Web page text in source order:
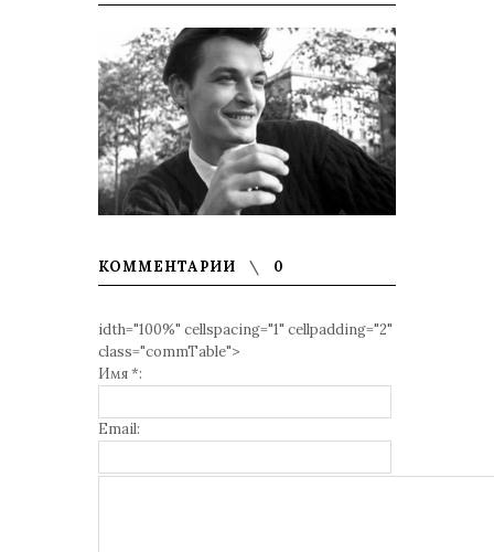
КОММЕНТАРИИ 0
idth="100%" cellspacing="1" cellpadding="2"
class="commTable">
Имя *:
Email: